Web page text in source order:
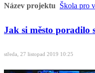
Název projektu Škola pro
Jak si město poradilo
středa, 27 listopad 2019 10:25